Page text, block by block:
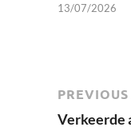
13/07/2026
Verkeerde